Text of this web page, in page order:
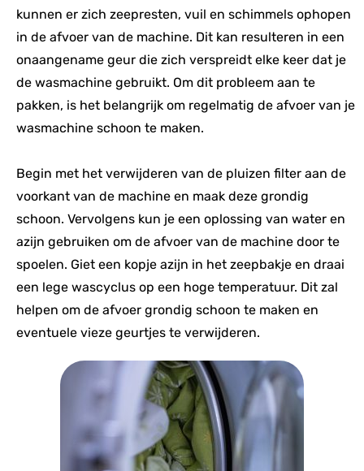
kunnen er zich zeepresten, vuil en schimmels ophopen
in de afvoer van de machine. Dit kan resulteren in een
onaangename geur die zich verspreidt elke keer dat je
de wasmachine gebruikt. Om dit probleem aan te
pakken, is het belangrijk om regelmatig de afvoer van je
wasmachine schoon te maken.
Begin met het verwijderen van de pluizen filter aan de
voorkant van de machine en maak deze grondig
schoon. Vervolgens kun je een oplossing van water en
azijn gebruiken om de afvoer van de machine door te
spoelen. Giet een kopje azijn in het zeepbakje en draai
een lege wascyclus op een hoge temperatuur. Dit zal
helpen om de afvoer grondig schoon te maken en
eventuele vieze geurtjes te verwijderen.